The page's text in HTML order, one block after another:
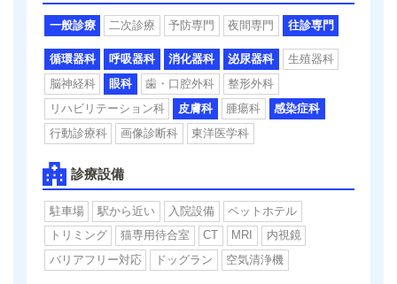
一般診療 二次診療 予防専門 夜間専門 往診専門
循環器科 呼吸器科 消化器科 泌尿器科
生殖器科
脳神経科
眼科 歯・口腔外科
整形外科
リハビリテーション科
皮膚科 腫瘍科
感染症科
行動診療科
画像診断科 東洋医学科
診療設備
駐車場 駅から近い 入院設備
ペットホテル
トリミング
猫専用待合室 CT MRI
内視鏡
バリアフリー対応
ドッグラン 空気清浄機